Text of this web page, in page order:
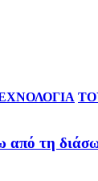
από τη